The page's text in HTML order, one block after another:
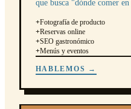
que busca "dónde comer
+Fotografía de producto
+Reservas online
+SEO gastronómico
+Menús y eventos
HABLEMOS →